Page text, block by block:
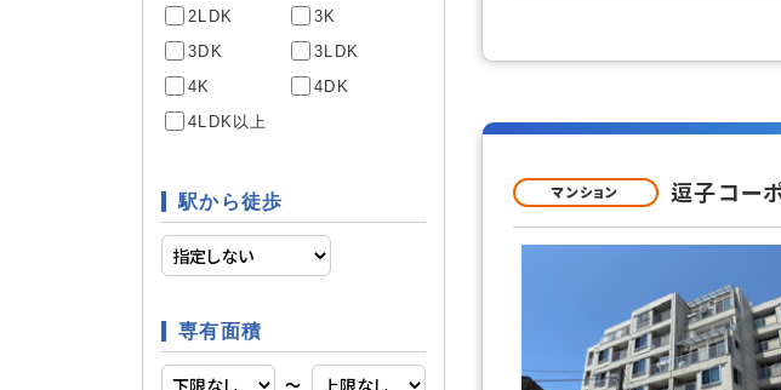
2LDK
3K
3DK
3LDK
4K
4DK
4LDK以上
駅から徒歩
専有面積
〜
駐車場・駐輪場
キッチン 食器洗い
マンション 逗子コー